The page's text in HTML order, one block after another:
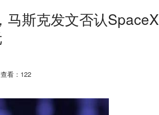
马斯克发文否认SpaceX
查看：122